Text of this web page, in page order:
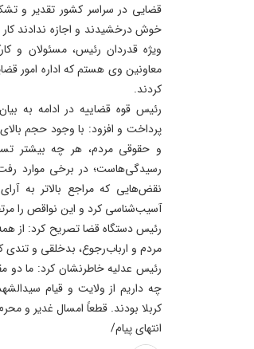
قضایی در سراسر کشور تقدیر و
خوش درخشیدند و اجازه ندادند کار
ویژه قدردان رئیس، مسئولان و
معاونین وی هستم که اداره امور
کردند.
رئیس قوه قضاییه در ادامه به
پرداخت و افزود: با وجود حجم
و حقوقی مردم، هر چه بیشتر
رسیدگی‌هاست؛ در برخی موارد
نقض‌هایی که مراجع بالاتر به
آسیب‌شناسی کرد و این نواقص را
رئیس دستگاه قضا تصریح کرد: از
مردم و ارباب‌رجوع، بدخلقی و تندی
رئیس عدلیه خاطرنشان کرد: ما دو
چه داریم از ولایت و قیام
کربلا بودند. قطعاً امسال غدیر و
انتهای پیام/